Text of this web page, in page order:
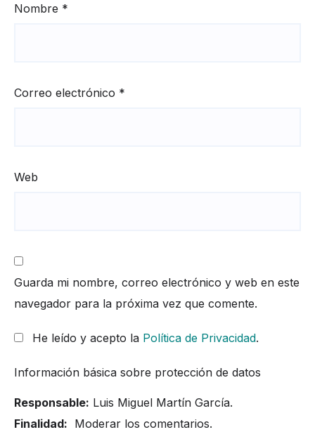
Nombre *
Correo electrónico *
Web
Guarda mi nombre, correo electrónico y web en este
navegador para la próxima vez que comente.
He leído y acepto la Política de Privacidad.
Información básica sobre protección de datos
Responsable: Luis Miguel Martín García.
Finalidad: Moderar los comentarios.